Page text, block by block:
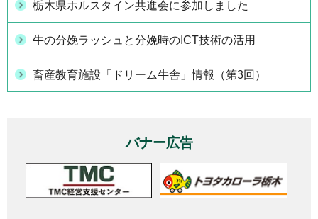
栃木県ホルスタイン共進会に参加しました
牛の分娩ラッシュと分娩時のICT技術の活用
畜産教育施設「ドリーム牛舎」情報（第3回）
バナー広告